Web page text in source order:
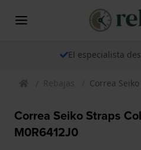
El especialista
Rebajas Correa
Correa Seiko Straps
M0R6412J0